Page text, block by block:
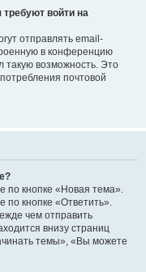
войти на
отправлять email-
в конференцию
такую возможность. Это
почтовой
по кнопке «Новая тема».
кнопке «Ответить».
чем отправить
внизу страниц
темы», «Вы можете